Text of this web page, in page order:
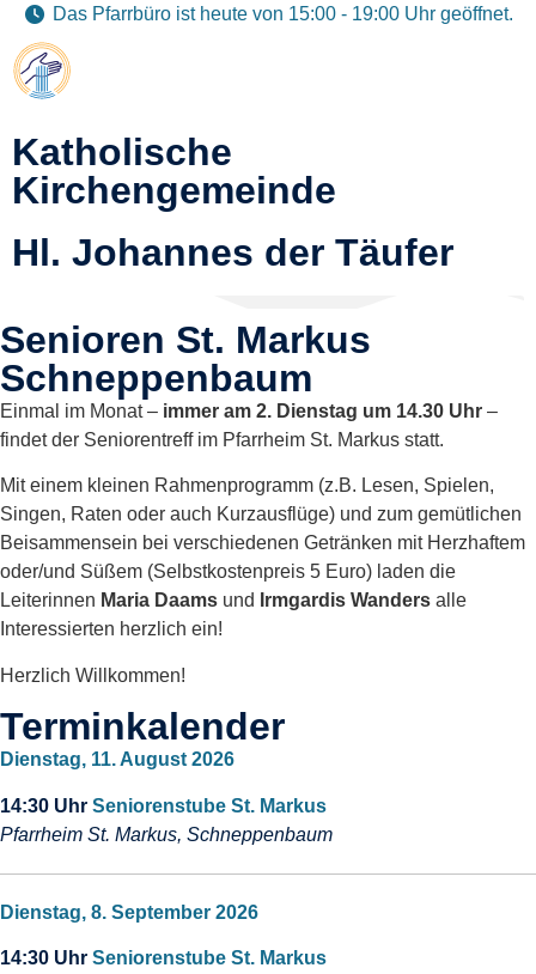
Das Pfarrbüro ist heute von 15:00 - 19:00 Uhr geöffnet.
Katholische
Kirchengemeinde
Hl. Johannes der Täufer
Senioren St. Markus
Schneppenbaum
Einmal im Monat – immer am 2. Dienstag um 14.30 Uhr –
findet der Seniorentreff im Pfarrheim St. Markus statt.
Mit einem kleinen Rahmenprogramm (z.B. Lesen, Spielen,
Singen, Raten oder auch Kurzausflüge) und zum gemütlichen
Beisammensein bei verschiedenen Getränken mit Herzhaftem
oder/und Süßem (Selbstkostenpreis 5 Euro) laden die
Leiterinnen Maria Daams und Irmgardis Wanders alle
Interessierten herzlich ein!
Herzlich Willkommen!
Terminkalender
Dienstag, 11. August 2026
14:30 Uhr Seniorenstube St. Markus
Pfarrheim St. Markus, Schneppenbaum
Dienstag, 8. September 2026
14:30 Uhr Seniorenstube St. Markus